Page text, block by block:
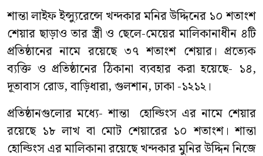
শান্তা লাইফ ইন্স্যুরেন্সে খন্দকার মনির উদ্দিনের ১০ শতাংশ
শেয়ার ছাড়াও তার স্ত্রী ও ছেলে-মেয়ের মালিকানাধীন ৪টি
প্রতিষ্ঠানের নামে রয়েছে ৩৭ শতাংশ শেয়ার। প্রত্যেক
ব্যক্তি ও প্রতিষ্ঠানের ঠিকানা ব্যবহার করা হয়েছে- ১৪,
দূতাবাস রোড, বাড়িধারা, গুলশান, ঢাকা -১২১২।
প্রতিষ্ঠানগুলোর মধ্যে- শান্তা হোল্ডিংস এর নামে শেয়ার
রয়েছে ১৮ লাখ বা মোট শেয়ারের ১০ শতাংশ। শান্তা
হোল্ডিংস এর মালিকানা রয়েছে খন্দকার মুনির উদ্দিন নিজে